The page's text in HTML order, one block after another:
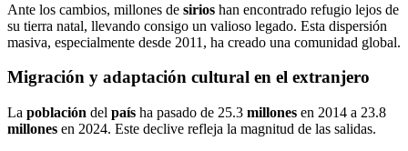
Ante los cambios, millones de sirios han encontrado refugio lejos de
su tierra natal, llevando consigo un valioso legado. Esta dispersión
masiva, especialmente desde 2011, ha creado una comunidad global.
Migración y adaptación cultural en el extranjero
La población del país ha pasado de 25.3 millones en 2014 a 23.8
millones en 2024. Este declive refleja la magnitud de las salidas.